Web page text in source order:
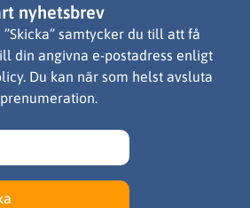
nyhetsbrev
samtycker du till att få
din angivna e-postadress enligt
Du kan när som helst avsluta